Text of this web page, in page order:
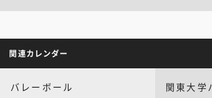
関連カレンダー
バレーボール 関東大学